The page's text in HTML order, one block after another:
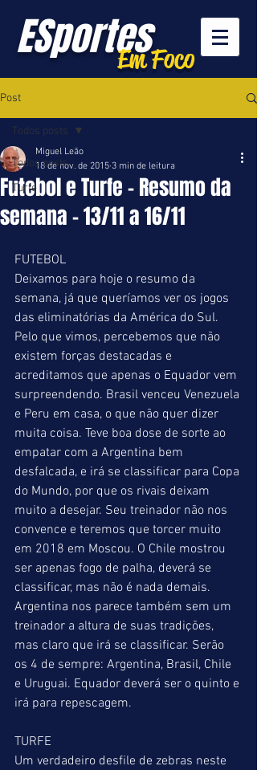
ESportesEm Foco
Post
Todos posts
Turfe
Todos posts
Futebol e Turfe - Resumo da
semana - 13/11 a 16/11
Miguel Leão
18 de nov. de 2015 3 min de leitura
FUTEBOL
Deixamos para hoje o resumo da
semana, já que queríamos ver os jogos
das eliminatórias da América do Sul.
Pelo que vimos, percebemos que não
existem forças destacadas e
acreditamos que apenas o Equador vem
surpreendendo. Brasil venceu Venezuela
e Peru em casa, o que não quer dizer
muita coisa. Teve boa dose de sorte ao
empatar com a Argentina bem
desfalcada, e irá se classificar para Copa
do Mundo, por que os rivais deixam
muito a desejar. Seu treinador não nos
convence e teremos que torcer muito
em 2018 em Moscou. O Chile mostrou
ser apenas fogo de palha, deverá se
classificar, mas não é nada demais.
Argentina nos parece também sem um
treinador a altura de suas tradições,
mas claro que irá se classificar. Serão
os 4 de sempre: Argentina, Brasil, Chile
e Uruguai. Equador deverá ser o quinto e
irá para repescagem.
TURFE
Um verdadeiro desfile de zebras neste